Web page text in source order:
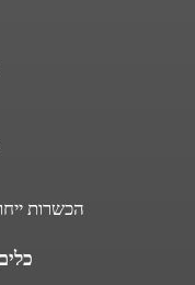
הכשרות